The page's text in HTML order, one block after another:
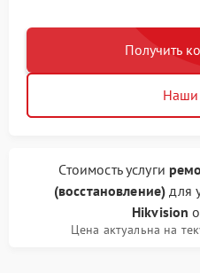
Получить
Стоимость услуги
(восстановление) для
Hikvision
Цена актуальна на